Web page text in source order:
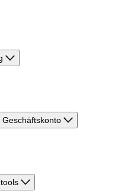
Geschäftskonto